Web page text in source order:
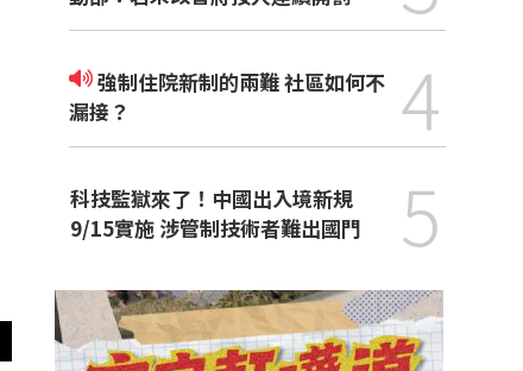
強制住院新制的兩難 社區如何不
漏接？
4
科技監獄來了！中國出入境新規
9/15實施 涉管制技術者難出國門
5